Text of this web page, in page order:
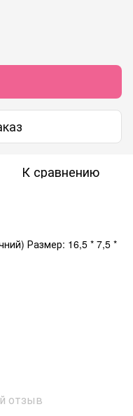
К сравнению
Размер: 16,5 * 7,5 *
отзыв